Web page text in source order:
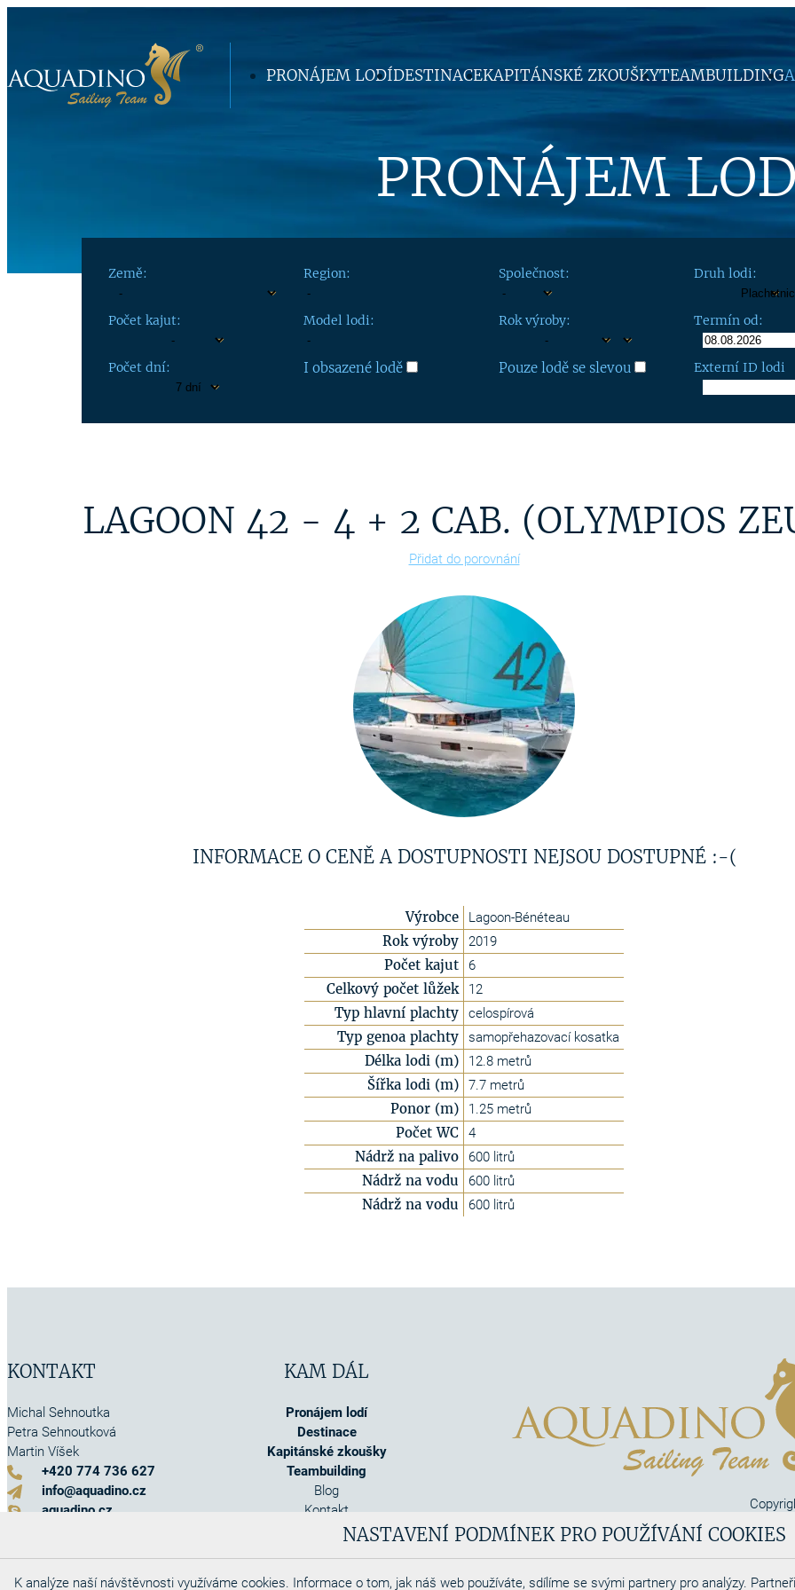
NASTAVENÍ PODMÍNEK PRO POUŽÍVÁNÍ COOKIES
K analýze naší návštěvnosti využíváme cookies. Informace o tom, jak náš web používáte, sdílíme se svými partnery pro analýzy.
PRONÁJEM LODÍDESTINACEKAPITÁNSKÉ ZKOUŠKYTEAMBUILDING
PRONÁJEM
Země: Region: Společnost: Druh lodi:
Počet kajut: Model lodi: Rok výroby: Termín od:
Počet dní: I obsazené lodě Pouze lodě se slevou Externí ID lodi
LAGOON 42 - 4 + 2 CAB. (OLYMPIOS
Přidat do porovnání
INFORMACE O CENĚ A DOSTUPNOSTI NEJSOU DOSTUPNÉ :-(
Výrobce Lagoon-Bénéteau
Rok výroby 2019
Počet kajut 6
Celkový počet lůžek 12
Typ hlavní plachty celospírová
Typ genoa plachty samopřehazovací kosatka
Délka lodi (m) 12.8 metrů
Šířka lodi (m) 7.7 metrů
Ponor (m) 1.25 metrů
Počet WC 4
Nádrž na palivo 600 litrů
Nádrž na vodu 600 litrů
Nádrž na vodu 600 litrů
KONTAKT
Michal Sehnoutka
Petra Sehnoutková
Martin Víšek
+420 774 736 627
info@aquadino.cz
aquadino.cz
KAM DÁL
Pronájem lodí
Destinace
Kapitánské zkoušky
Teambuilding
Blog
Kontakt
O nás